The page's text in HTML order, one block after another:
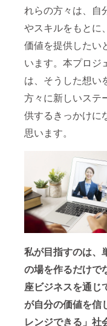
れらの方々は、自
やスキルをもとに
価値を提供したい
います。本プロジ
は、そうした想い
方々に新しいステ
供するきっかけに
思います。
私が目指すのは、
の場を作るだけで
座ビジネスを通じ
が自分の価値を信
レンジできる」社